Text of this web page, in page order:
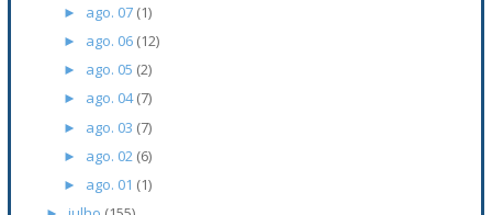
► ago. 07 (1)
► ago. 06 (12)
► ago. 05 (2)
► ago. 04(7)
► ago. 03 (7)
► ago. 02 (6)
► ago. 01 (1)